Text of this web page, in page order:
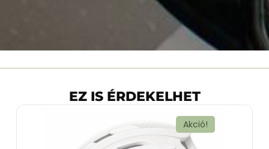
EZ IS ÉRDEKELHET
Akció!